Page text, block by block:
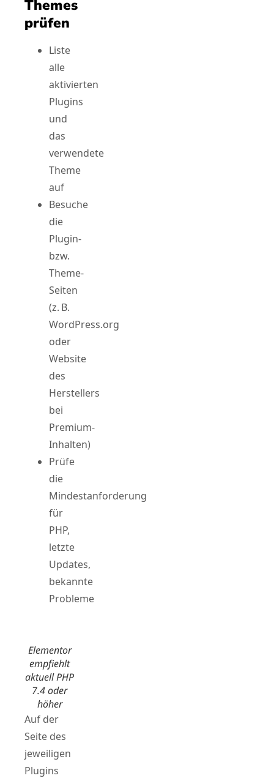
Themes
prüfen
Liste
alle
aktivierten
Plugins
und
das
verwendete
Theme
auf
Besuche
die
Plugin-
bzw.
Theme-
Seiten
(z. B.
WordPress.org
oder
Website
des
Herstellers
bei
Premium-
Inhalten)
Prüfe
die
Mindestanforderung
für
PHP,
letzte
Updates,
bekannte
Probleme
Elementor
empfiehlt
aktuell PHP
7.4 oder
höher
Auf der
Seite des
jeweiligen
Plugins